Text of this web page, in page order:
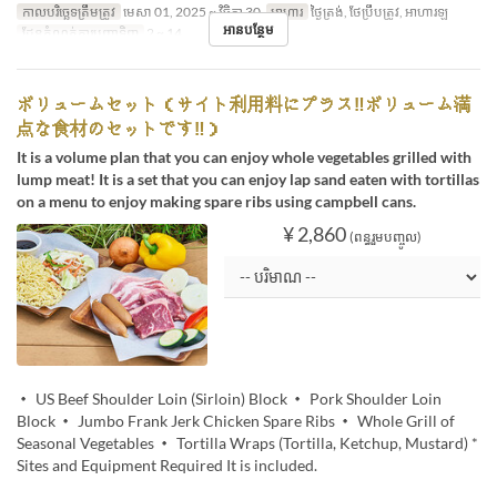
កាលបរិច្ឆេទត្រឹមត្រូវ មេសា 01, 2025 ~ វិច្ឆិកា 30 អាហារ ថ្ងៃត្រង់, ថែប្រឹបត្រូវ, អាហារឡ
ដែនកំណត់ការបញ្ជាទិញ
2 ~ 14 អានបន្ថែម
ボリュームセット（サイト利用料にプラス‼ボリューム満
点な食材のセットです‼）
It is a volume plan that you can enjoy whole vegetables grilled with
lump meat! It is a set that you can enjoy lap sand eaten with tortillas
on a menu to enjoy making spare ribs using campbell cans.
¥ 2,860 (ពន្ធរួមបញ្ចូល)
・ US Beef Shoulder Loin (Sirloin) Block ・ Pork Shoulder Loin
Block ・ Jumbo Frank Jerk Chicken Spare Ribs ・ Whole Grill of
Seasonal Vegetables ・ Tortilla Wraps (Tortilla, Ketchup, Mustard) *
Sites and Equipment Required It is included.